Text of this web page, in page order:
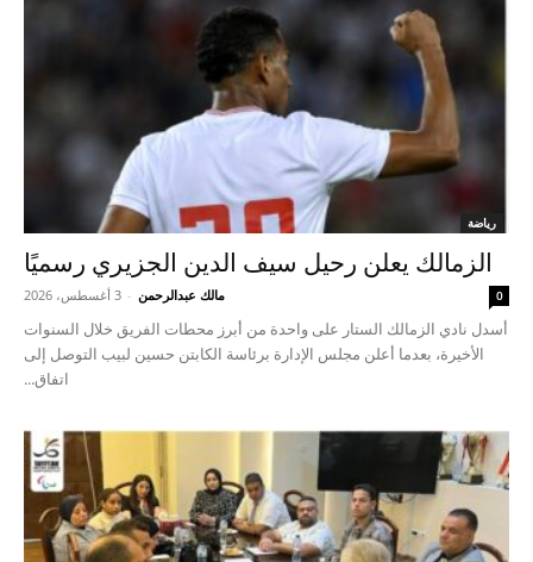
رياضة
الزمالك يعلن رحيل سيف الدين الجزيري رسميًا
مالك عبدالرحمن - 3 أغسطس، 2026 0
أسدل نادي الزمالك الستار على واحدة من أبرز محطات الفريق خلال السنوات
الأخيرة، بعدما أعلن مجلس الإدارة برئاسة الكابتن حسين لبيب التوصل إلى
اتفاق...